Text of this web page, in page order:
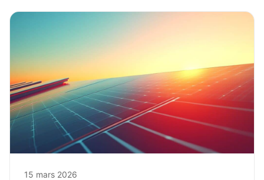
15 mars 2026